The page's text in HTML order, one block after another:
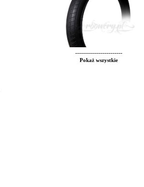
------------------------
Pokaż wszystkie